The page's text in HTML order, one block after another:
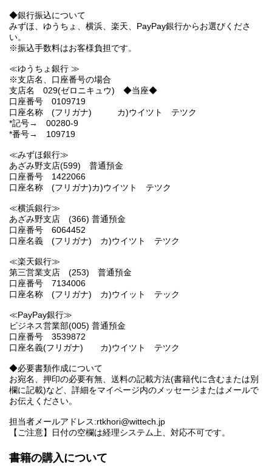
◆銀行振込について
みずほ、ゆうちょ、横浜、楽天、PayPay銀行からお選びくださ
い。
※振込手数料はお客様負担です。
≪ゆうちょ銀行 ≫
※支店名、口座番号の場合
支店名 029(ゼロニキュウ) ◆当座◆
口座番号 0109719
口座名称 (フリガナ) カ)ウイツト テツク
*記号→ 00280-9
*番号→ 109719
≪みずほ銀行≫
あざみ野支店(599) 普通預金
口座番号 1422066
口座名称 (フリガナ)カ)ウイツト テツク
≪横浜銀行≫
あざみ野支店 (366) 普通預金
口座番号 6064452
口座名義 (フリガナ) カ)ウイツト テツク
≪楽天銀行≫
第三営業支店 (253) 普通預金
口座番号 7134006
口座名称 (フリガナ) カ)ウイット テック
≪PayPay銀行≫
ビジネス営業部(005) 普通預金
口座番号 3539872
口座名義(フリガナ) カ)ウイツト テツク
◆必要書類作成について
お宛名、押印の必要有無、送料の記載方法(書籍代に含むまたは別
欄に記載)など、詳細をマイページ内のメッセージまたはメールで
お伝えください。
担当者メールアドレス:rtkhori@wittech.jp
【ご注意】日付の空欄は経理システム上、対応不可です。
書籍の購入について